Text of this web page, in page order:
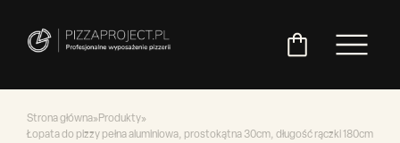
Strona główna»Produkty»
Łopata do pizzy pełna aluminiowa, prostokątna 30cm, długość rączki 180cm